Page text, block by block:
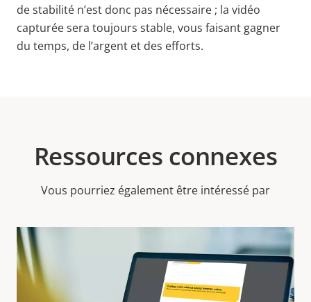
de stabilité n’est donc pas nécessaire ; la vidéo
capturée sera toujours stable, vous faisant gagner
du temps, de l’argent et des efforts.
Ressources connexes
Vous pourriez également être intéressé par